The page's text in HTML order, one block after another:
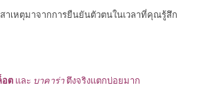
าเหตุมาจากการยืนยันตัวตนในเวลาที่คุณรู้สึก
อต และ บาคาร่าตึงจริงแตกบ่อยมาก